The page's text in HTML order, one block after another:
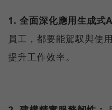
1. 全面深化應用生成式
員工，都要能駕馭與使
提升工作效率。